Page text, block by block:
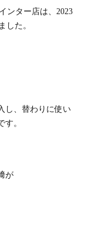
ンター店は、2023
した。
し、替わりに使い
。
が